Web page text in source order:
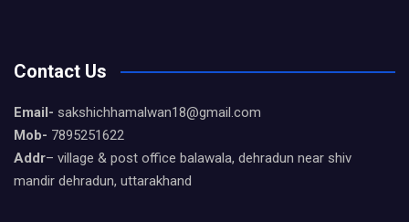
Contact Us
Email- sakshichhamalwan18@gmail.com
Mob- 7895251622
Addr– village & post office balawala, dehradun near shiv
mandir dehradun, uttarakhand